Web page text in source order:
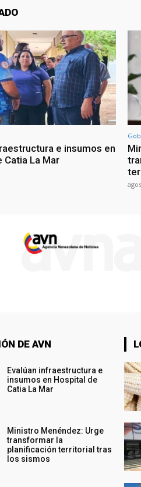
e insumos en
Catia La Mar
DE AVN
Evalúan infraestructura e
insumos en Hospital de
Catia La Mar
Ministro Menéndez: Urge
transformar la
planificación territorial tras
los sismos